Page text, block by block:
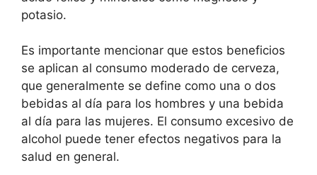
potasio.
Es importante mencionar que estos beneficios
se aplican al consumo moderado de cerveza,
que generalmente se define como una o dos
bebidas al día para los hombres y una bebida
al día para las mujeres. El consumo excesivo de
alcohol puede tener efectos negativos para la
salud en general.